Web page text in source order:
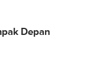
Depan